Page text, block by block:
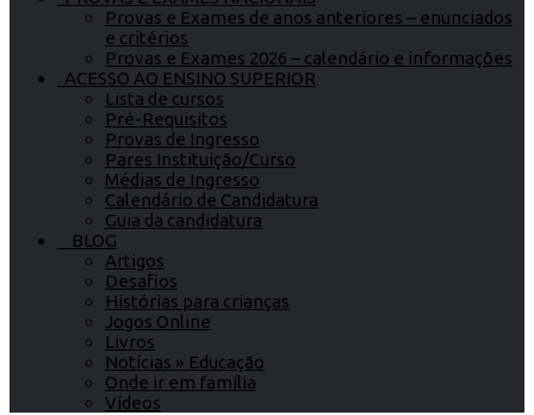
Provas e Exames de anos anteriores – enunciados
e critérios
Provas e Exames 2026 – calendário e informações
ACESSO AO ENSINO SUPERIOR
Lista de cursos
Pré-Requisitos
Provas de Ingresso
Pares Instituição/Curso
Médias de Ingresso
Calendário de Candidatura
Guia da candidatura
BLOG
Artigos
Desafios
Histórias para crianças
Jogos Online
Livros
Notícias » Educação
Onde ir em família
Vídeos